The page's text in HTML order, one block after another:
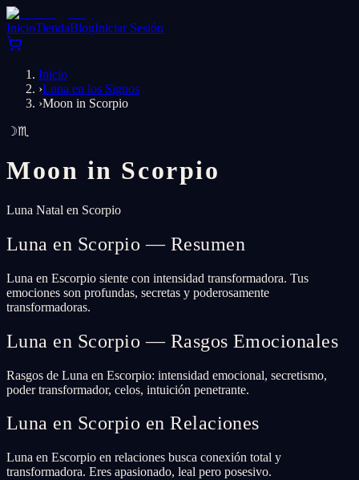
InicioTiendaBlogIniciar Sesión
Inicio
›Luna en los Signos
›Moon in Scorpio
☽♏
Moon in Scorpio
Luna Natal en Scorpio
Luna en Scorpio — Resumen
Luna en Escorpio siente con intensidad transformadora. Tus
emociones son profundas, secretas y poderosamente
transformadoras.
Luna en Scorpio — Rasgos Emocionales
Rasgos de Luna en Escorpio: intensidad emocional, secretismo,
poder transformador, celos, intuición penetrante.
Luna en Scorpio en Relaciones
Luna en Escorpio en relaciones busca conexión total y
transformadora. Eres apasionado, leal pero posesivo.